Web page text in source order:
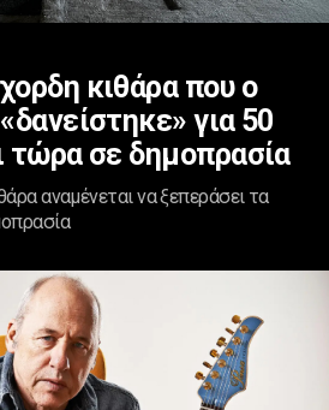
κιθάρα που ο
για 50
τώρα σε δημοπρασία
αναμένεται να ξεπεράσει τα